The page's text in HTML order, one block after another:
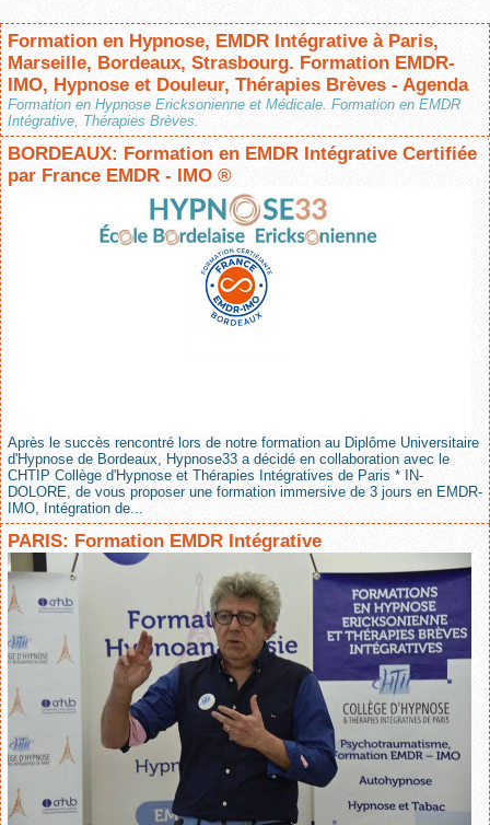
Formation en Hypnose, EMDR Intégrative à Paris,
Marseille, Bordeaux, Strasbourg. Formation EMDR-
IMO, Hypnose et Douleur, Thérapies Brèves - Agenda
Formation en Hypnose Ericksonienne et Médicale. Formation en EMDR
Intégrative, Thérapies Brèves.
BORDEAUX: Formation en EMDR Intégrative Certifiée
par France EMDR - IMO ®
Après le succès rencontré lors de notre formation au Diplôme Universitaire
d'Hypnose de Bordeaux, Hypnose33 a décidé en collaboration avec le
CHTIP Collège d'Hypnose et Thérapies Intégratives de Paris * IN-
DOLORE, de vous proposer une formation immersive de 3 jours en EMDR-
IMO, Intégration de...
PARIS: Formation EMDR Intégrative